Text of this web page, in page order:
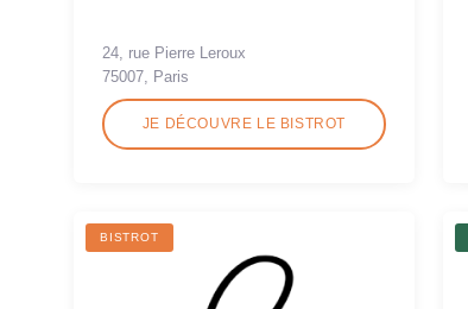
24, rue Pierre Leroux
75007, Paris
JE DÉCOUVRE LE BISTROT
BISTROT